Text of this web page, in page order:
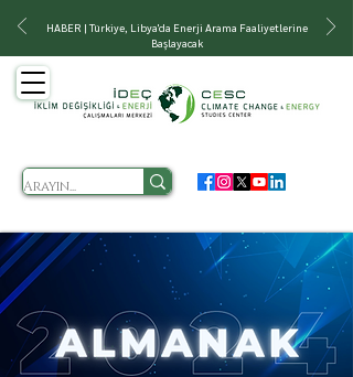
HABER | Türkiye, Libya'da Enerji Arama Faaliyetlerine
Başlayacak